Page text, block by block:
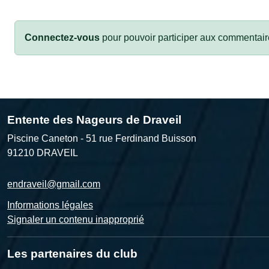
Connectez-vous pour pouvoir participer aux
Entente des Nageurs de Draveil
Piscine Caneton - 51 rue Ferdinand Buisson
91210 DRAVEIL
endraveil@gmail.com
Informations légales
Signaler un contenu inapproprié
Les partenaires du club